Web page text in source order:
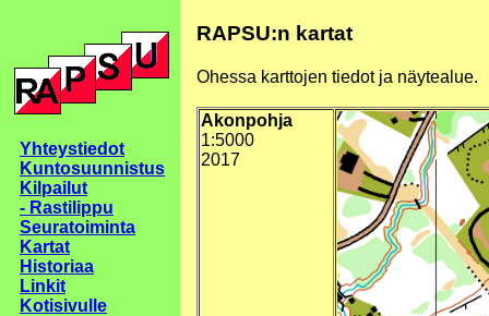
Yhteystiedot
Kuntosuunnistus
Kilpailut
- Rastilippu
Seuratoiminta
Kartat
Historiaa
Linkit
Kotisivulle
RAPSU:n kartat
Ohessa karttojen tiedot ja näytealue.
Akonpohja
1:5000
2017